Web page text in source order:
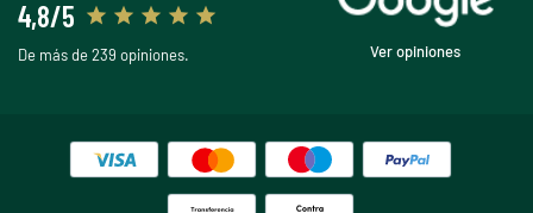
4,8/5
De más de 239 opiniones. Ver opiniones